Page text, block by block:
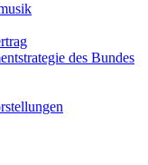
des Bundes